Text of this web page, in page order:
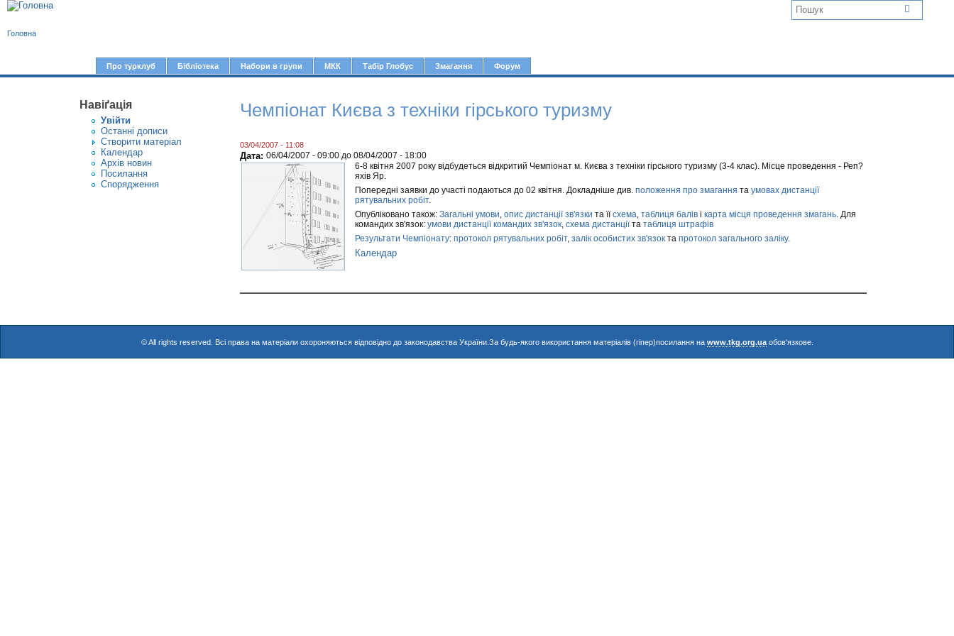
л
о
в
н
Про турклуб Бібліотека Набори в групи МКК Табір Глобус Змагання Форум
Головна
Навіґація
Увiйти
Останні дописи
Створити матерiал
Календар
Архів новин
Посилання
Спорядження
Чемпіонат Києва з техніки гірського туризму
03/04/2007 - 11:08
Дата: 06/04/2007 - 09:00до 08/04/2007 - 18:00
6-8 квітня 2007 року відбудеться відкритий Чемпіонат м. Києва з техніки гірського туризму (3-4 клас). Місце проведення - Реп?
яхів Яр.
Попередні заявки до участі подаються до 02 квітня. Докладніше див. положення про змагання та умовах дистанції
рятувальних робіт.
Опубліковано також: Загальні умови, опис дистанції зв'язки та їїсхема, таблиця баліві карта місця проведення змагань. Для
командих зв'язок: умови дистанції командих зв'язок, схема дистанціїта таблиця штрафів
Результати Чемпіонату: протокол рятувальних робіт, залік особистих зв'язокта протокол загального заліку.
Календар
© All rights reserved. Всі права на матеріали охороняються відповідно до законодавства України.За будь-якого використання матеріалів (гіпер)посилання на www.tkg.org.uaобов'язкове.